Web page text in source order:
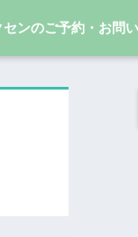
ンのご予約・お問